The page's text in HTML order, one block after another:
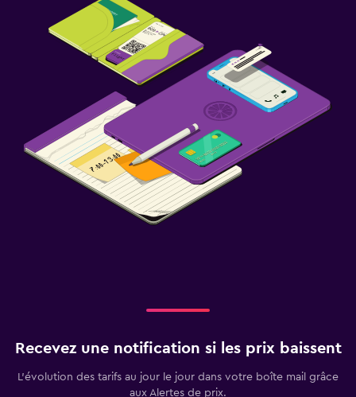
Recevez une notification si les prix baissent
L’évolution des tarifs au jour le jour dans votre boîte mail grâce
aux Alertes de prix.